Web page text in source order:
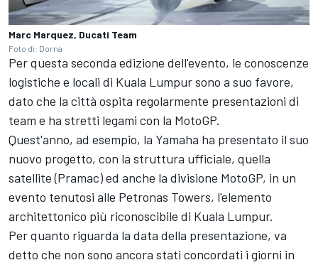
Marc Marquez, Ducati Team
Foto di: Dorna
Per questa seconda edizione dell'evento, le conoscenze
logistiche e locali di Kuala Lumpur sono a suo favore,
dato che la città ospita regolarmente presentazioni di
team e ha stretti legami con la MotoGP.
Quest'anno, ad esempio, la Yamaha ha presentato il suo
nuovo progetto, con la struttura ufficiale, quella
satellite (Pramac) ed anche la divisione MotoGP, in un
evento tenutosi alle Petronas Towers, l'elemento
architettonico più riconoscibile di Kuala Lumpur.
Per quanto riguarda la data della presentazione, va
detto che non sono ancora stati concordati i giorni in